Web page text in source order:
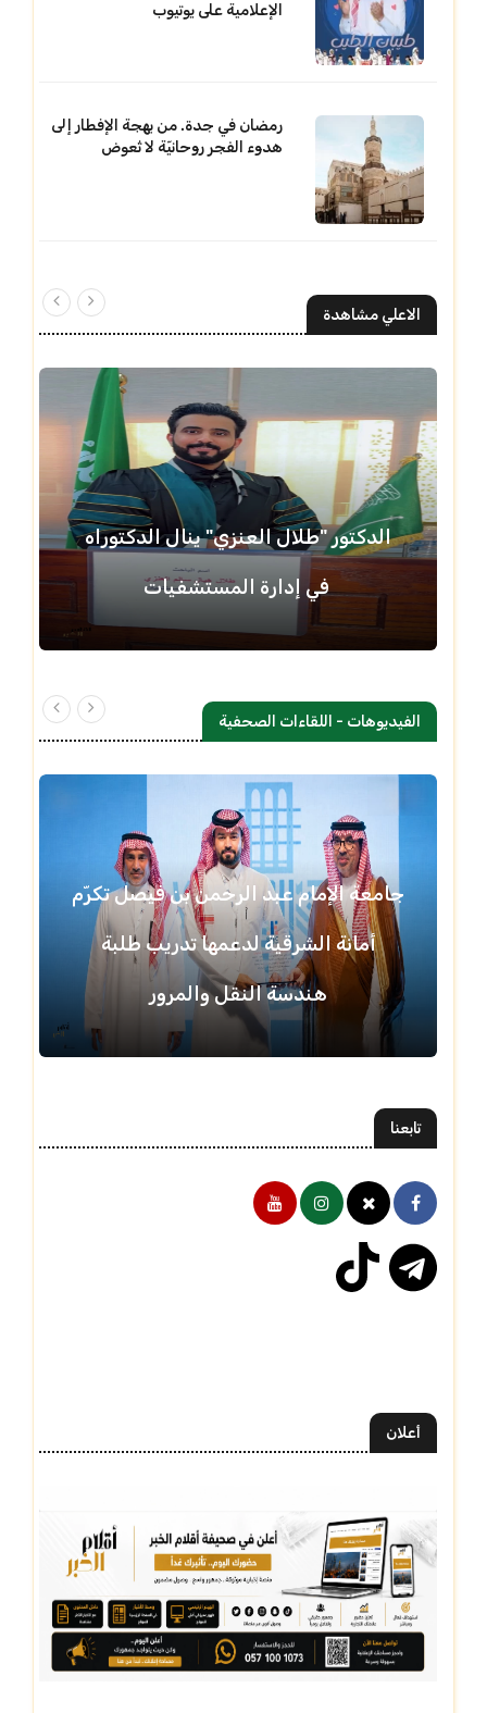
الإعلامية على يوتيوب
رمضان في جدة. من بهجة الإفطار إلى
هدوء الفجر روحانيّة لا تُعوض
الاعلي مشاهدة
الدكتور "طلال العنزي" ينال الدكتوراه
في إدارة المستشفيات
الفيديوهات - اللقاءات الصحفية
جامعة الإمام عبد الرحمن بن فيصل تكرّم
أمانة الشرقية لدعمها تدريب طلبة
هندسة النقل والمرور
تابعنا
أعلان